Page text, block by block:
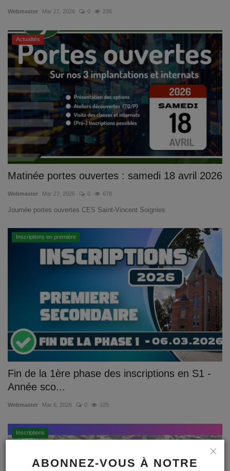
ABONNEZ-VOUS À NOTRE
Webmaster Mar 27, 2026 0 236
Actualités
Matinée portes ouvertes : samedi 18 avril 2026
Webmaster Mar 27, 2026 0 678
Journée portes ouvertes CES Saint-Vincent Soignies
Inscriptions en première
Fin de la 1ère phase des inscriptions en S1 -
Année sco...
Webmaster Mar 6, 2026 0 325
Inscriptions